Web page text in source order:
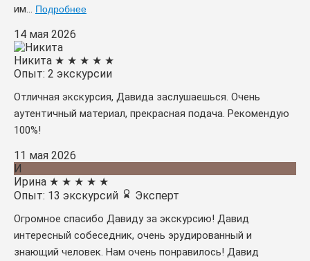
им... Подробнее
14 мая 2026
Никита ★ ★ ★ ★ ★
Опыт: 2 экскурсии
Отличная экскурсия, Давида заслушаешься. Очень
аутентичный материал, прекрасная подача. Рекомендую
100%!
11 мая 2026
И
Ирина ★ ★ ★ ★ ★
Опыт: 13 экскурсий
Эксперт
Огромное спасибо Давиду за экскурсию! Давид
интересный собеседник, очень эрудированный и
знающий человек. Нам очень понравилось! Давид